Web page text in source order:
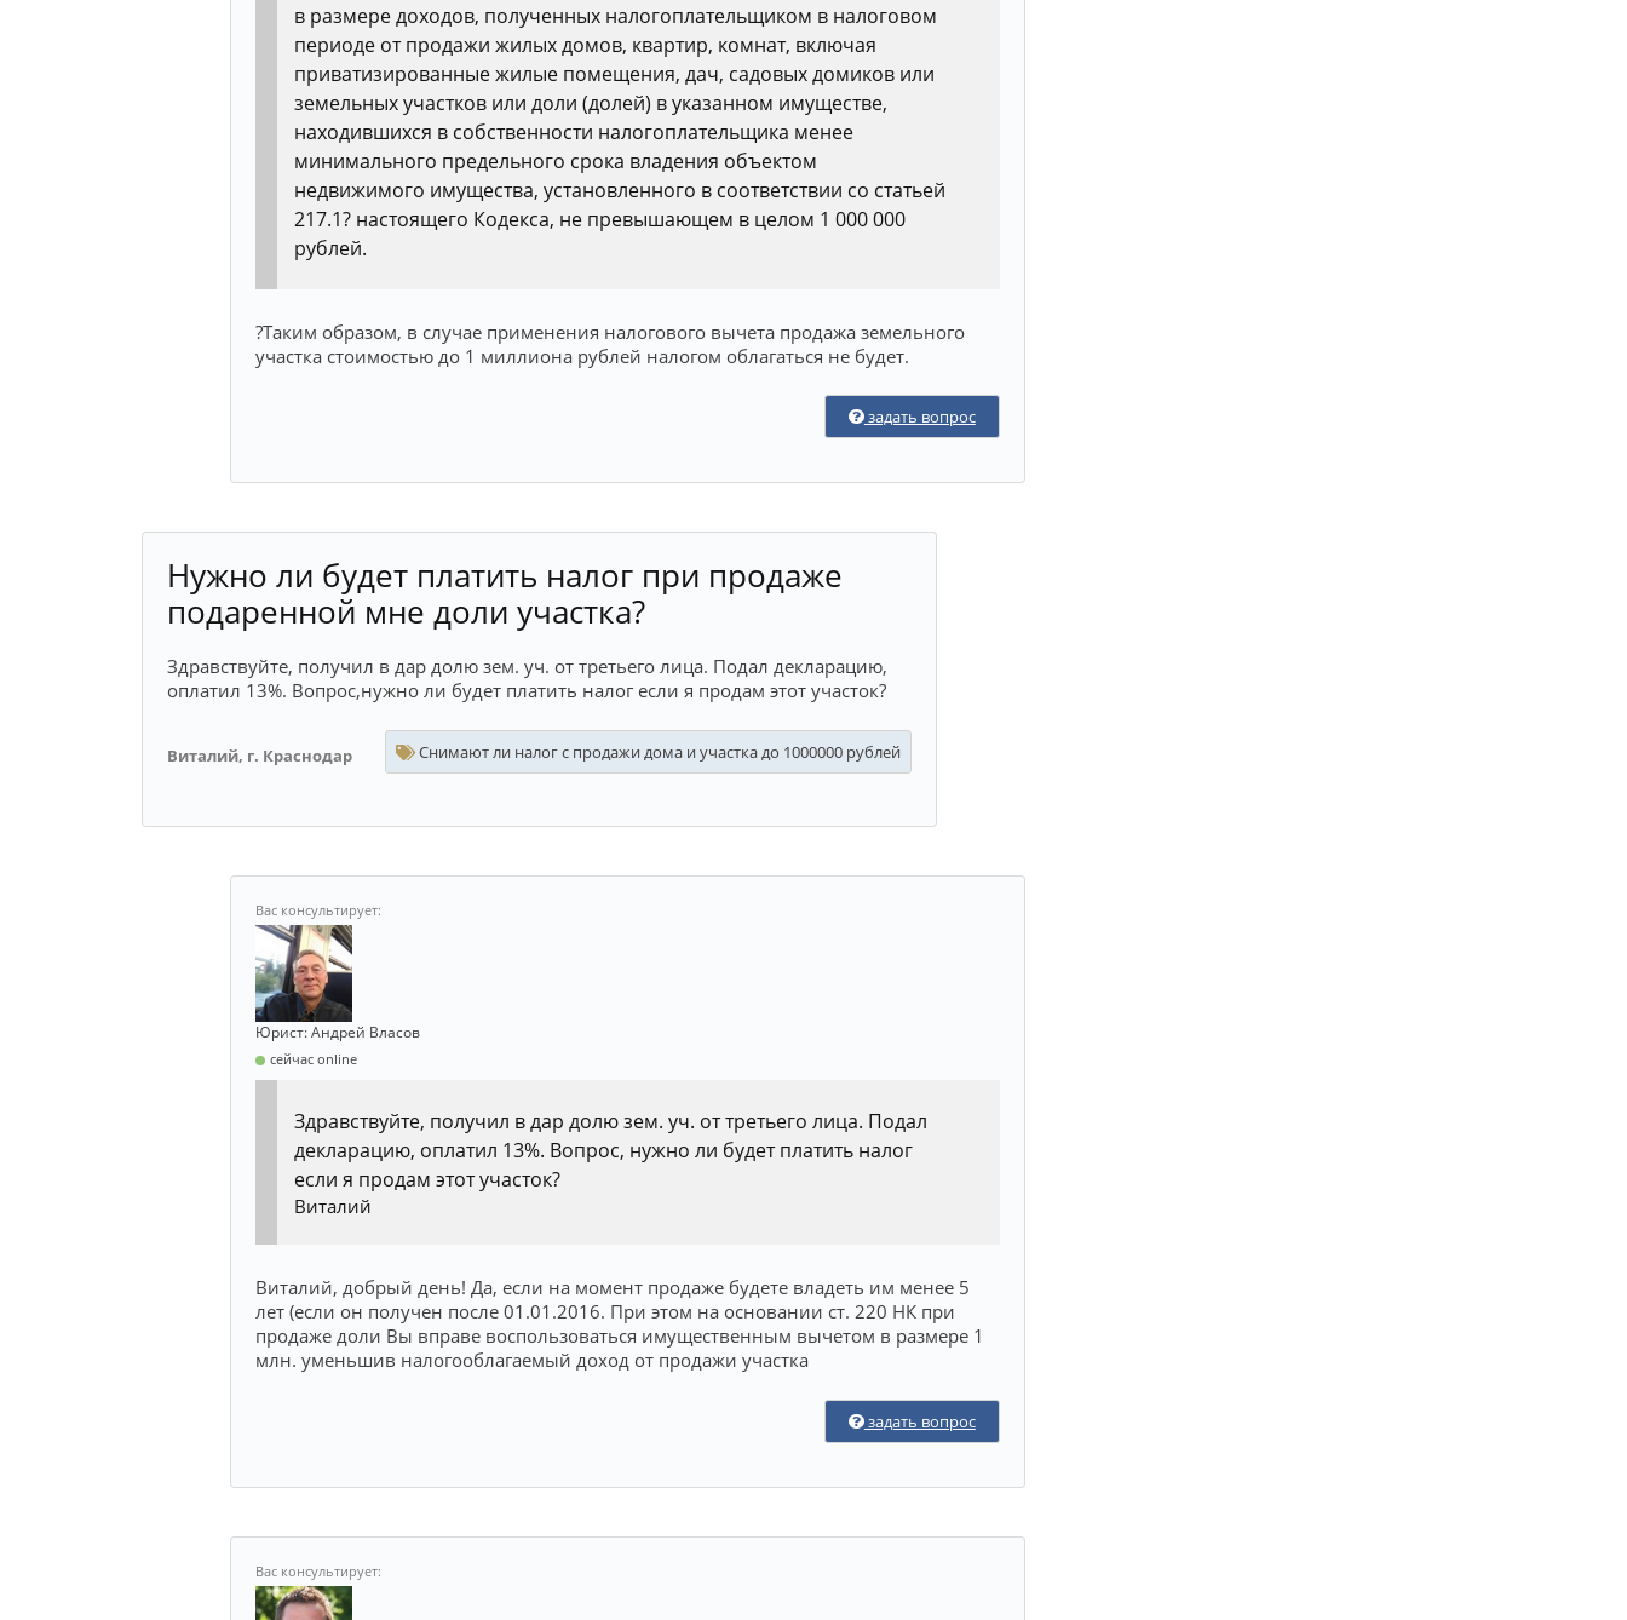
в размере доходов, полученных налогоплательщиком в налоговом
периоде от продажи жилых домов, квартир, комнат, включая
приватизированные жилые помещения, дач, садовых домиков или
земельных участков или доли (долей) в указанном имуществе,
находившихся в собственности налогоплательщика менее
минимального предельного срока владения объектом
недвижимого имущества, установленного в соответствии со статьей
217.1? настоящего Кодекса, не превышающем в целом 1 000 000
рублей.
?Таким образом, в случае применения налогового вычета продажа земельного
участка стоимостью до 1 миллиона рублей налогом облагаться не будет.
задать вопрос
Нужно ли будет платить налог при продаже
подаренной мне доли участка?
Здравствуйте, получил в дар долю зем. уч. от третьего лица. Подал декларацию,
оплатил 13%. Вопрос,нужно ли будет платить налог если я продам этот участок?
Виталий, г. Краснодар Снимают ли налог с продажи дома и участка до 1000000 рублей
Юрист: Андрей Власов
сейчас online
Здравствуйте, получил в дар долю зем. уч. от третьего лица. Подал
декларацию, оплатил 13%. Вопрос, нужно ли будет платить налог
если я продам этот участок?
Виталий
Виталий, добрый день! Да, если на момент продаже будете владеть им менее 5
лет (если он получен после 01.01.2016. При этом на основании ст. 220 НК при
продаже доли Вы вправе воспользоваться имущественным вычетом в размере 1
млн. уменьшив налогооблагаемый доход от продажи участка
задать вопрос